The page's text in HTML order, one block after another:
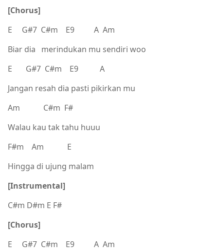
[Chorus]
E G#7 C#m E9 A Am
Biar dia merindukan mu sendiri woo
E G#7 C#m E9 A
Jangan resah dia pasti pikirkan mu
Am C#m F#
Walau kau tak tahu huuu
F#m Am E
Hingga di ujung malam
[Instrumental]
C#m D#m E F#
[Chorus]
E G#7 C#m E9 A Am